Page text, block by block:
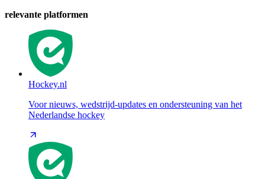
relevante platformen
Hockey.nl
Voor nieuws, wedstrijd-updates en ondersteuning van het
Nederlandse hockey